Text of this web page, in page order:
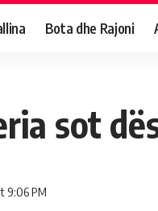
Bota dhe Rajoni
sot
9:06 PM